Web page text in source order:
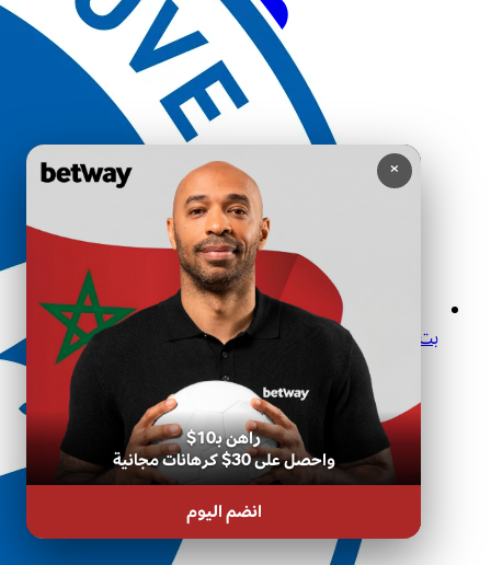
بت واي كازينو مباشر في المغرب: تجربة كازينو حي غامرة وآمنة
×
راهن بـ10$
واحصل على 30$ كرهانات مجانية
انضم اليوم